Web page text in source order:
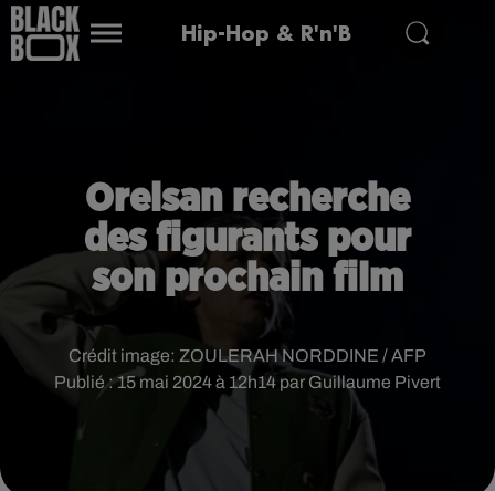
Hip-Hop & R'n'B
Orelsan recherche
des figurants pour
son prochain film
Publié : 15 mai 2024 à 12h14 par Guillaume Pivert
Crédit image: ZOULERAH NORDDINE / AFP